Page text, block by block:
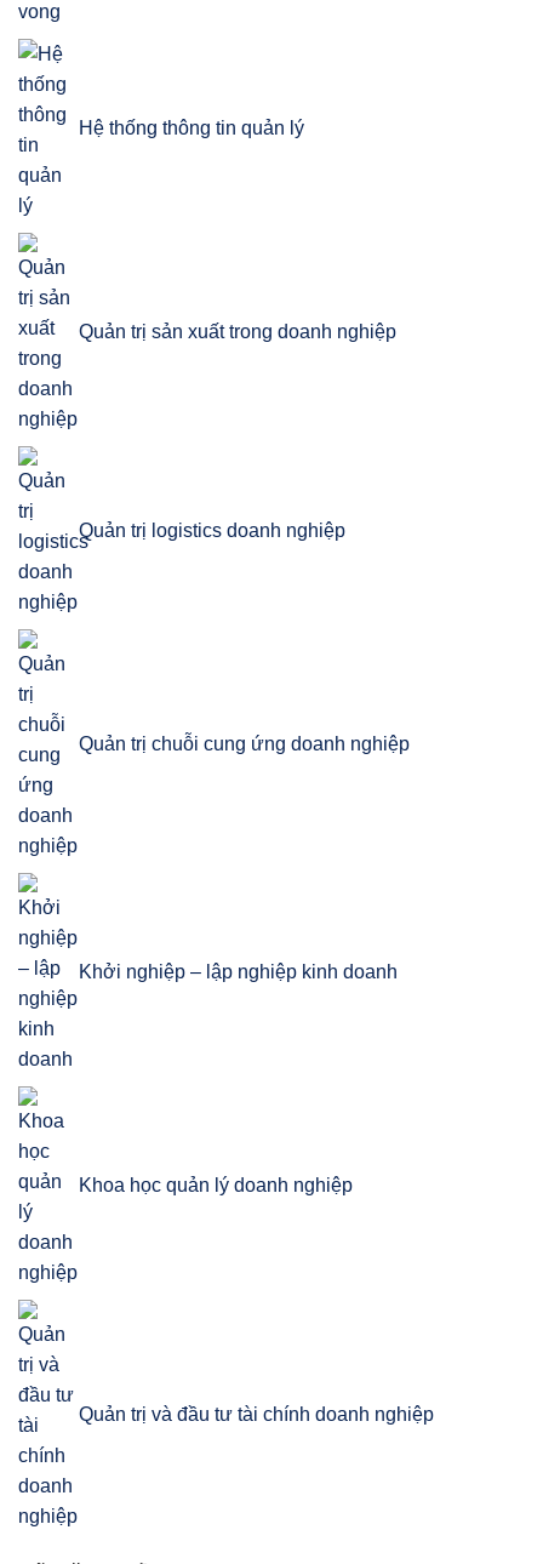
Hệ thống thông tin quản lý
Quản trị sản xuất trong doanh nghiệp
Quản trị logistics doanh nghiệp
Quản trị chuỗi cung ứng doanh nghiệp
Khởi nghiệp – lập nghiệp kinh doanh
Khoa học quản lý doanh nghiệp
Quản trị và đầu tư tài chính doanh nghiệp